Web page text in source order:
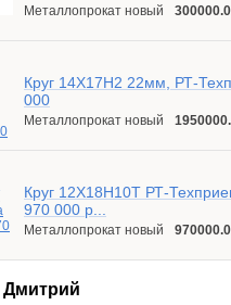
Металлопрокат новый
Круг 14Х17Н2 22мм, РТ-
000
Металлопрокат новый
Круг 12Х18Н10Т РТ-
970 000 р...
Металлопрокат новый
Дмитрий